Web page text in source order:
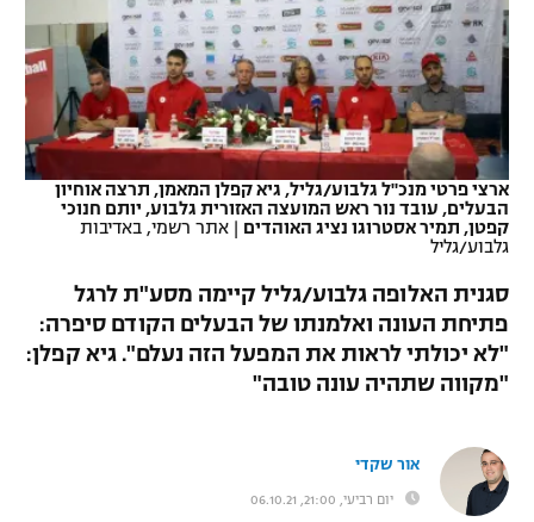
VOD
רץ ברשת
תוצאות
לוח שידורים
"מעל הליגה" – פודקאסט
נבחרת ישראל
מכבי חיפה
בית"ר ירושלים
מכבי תל אביב
הפועל תל אביב
הפועל חיפה
הפועל באר שבע
בני יהודה
ליגה ספרדית
ליגה איטלקית
ליגה צרפתית
ליגה הולנדית
ליגה טורקית
ליגה סינית
ליגה ברזילאית
ליגות נוספות
כדורסל נשים
מכבי תל אביב
הפועל חולון
הפועל ירושלים
דני אבדיה
יורוליג
יורוקאפ
טניס
כדוריד
כדורעף
שחייה
ג'ודו
אגרוף
UFC
ארצי פרטי מנכ"ל גלבוע/גליל, גיא קפלן המאמן, תרצה אוחיון
הבעלים, עובד נור ראש המועצה האזורית גלבוע, יותם חנוכי
קפטן, תמיר אסטרוגו נציג האוהדים | אתר רשמי, באדיבות
גלבוע/גליל
סגנית האלופה גלבוע/גליל קיימה מסע"ת לרגל
פתיחת העונה ואלמנתו של הבעלים הקודם סיפרה:
"לא יכולתי לראות את המפעל הזה נעלם". גיא קפלן:
"מקווה שתהיה עונה טובה"
אור שקדי
יום רביעי, 21:00, 06.10.21